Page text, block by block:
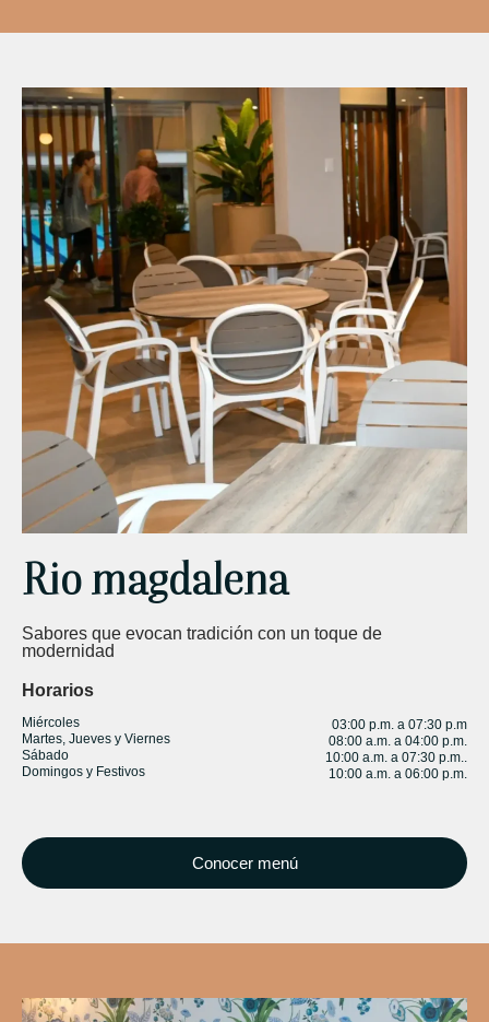
Rio magdalena
Sabores que evocan tradición con un toque de
modernidad
Horarios​
Miércoles
Martes, Jueves y Viernes
Sábado
Domingos y Festivos
03:00 p.m. a 07:30 p.m
08:00 a.m. a 04:00 p.m.
10:00 a.m. a 07:30 p.m..
10:00 a.m. a 06:00 p.m.
Conocer menú